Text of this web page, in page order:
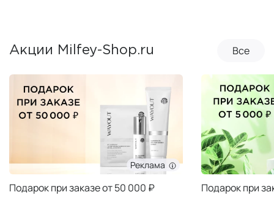
Акции Milfey-Shop.ru Все
Реклама
Подарок при заказе от 50 000 ₽ Подарок при